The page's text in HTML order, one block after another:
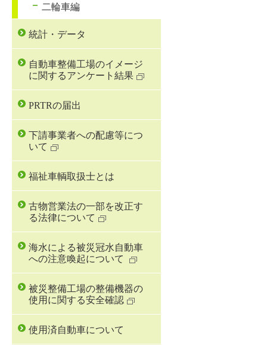
二輪車編
統計・データ
自動車整備工場のイメージ
に関するアンケート結果
PRTRの届出
下請事業者への配慮等につ
いて
福祉車輌取扱士とは
古物営業法の一部を改正す
る法律について
海水による被災冠水自動車
への注意喚起について
被災整備工場の整備機器の
使用に関する安全確認
使用済自動車について